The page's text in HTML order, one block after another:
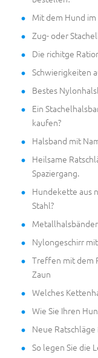
Mit dem Hund im
Zug- oder
Die richitge
Schwierigkeiten
Bestes
Ein
kaufen?
Halsband mit
Heilsame
Spaziergang.
Hundekette aus
Stahl?
Nylongeschirr
Treffen mit dem
Zaun
Welches
Wie Sie Ihren
Neue
So legen Sie die